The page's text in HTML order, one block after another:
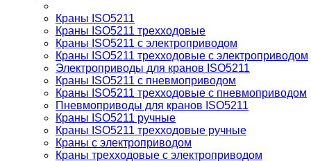
Краны ISO5211
Краны ISO5211 трехходовые
Краны ISO5211 с электроприводом
Краны ISO5211 трехходовые с электроприводом
Электроприводы для кранов ISO5211
Краны ISO5211 с пневмоприводом
Краны ISO5211 трехходовые с пневмоприводом
Пневмоприводы для кранов ISO5211
Краны ISO5211 ручные
Краны ISO5211 трехходовые ручные
Краны с электроприводом
Краны трехходовые с электроприводом